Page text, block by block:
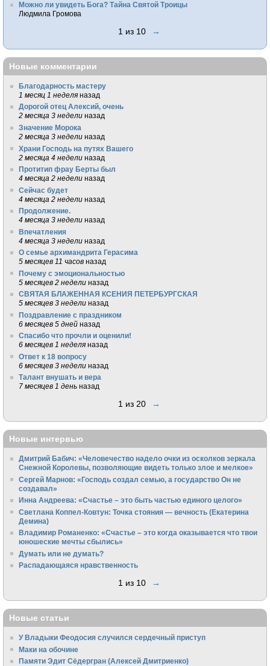
Можно ли увидеть Бога? Тайна Святой Троицы
Людмила Громова
1 из 10 →
Новые комментарии
Благодарность мастеру
1 месяц 1 неделя назад
Дорогой отец Алексий, очень
2 месяца 3 недели назад
Значение Морока
2 месяца 3 недели назад
Храни Господь на путях Вашего
2 месяца 4 недели назад
Протитип фрау Берты был
4 месяца 2 недели назад
Сейчас будет
4 месяца 2 недели назад
Продолжение.
4 месяца 3 недели назад
Впечатления
4 месяца 3 недели назад
О семье архимандрита Герасима
5 месяцев 11 часов назад
Почему с эмоциональностью
5 месяцев 2 недели назад
СВЯТАЯ БЛАЖЕННАЯ КСЕНИЯ ПЕТЕРБУРГСКАЯ
5 месяцев 3 недели назад
Поздравление с праздником
6 месяцев 5 дней назад
Спасибо что прочли и оценили!
6 месяцев 1 неделя назад
Ответ к 18 вопросу
6 месяцев 3 недели назад
Талант внушать и вера
7 месяцев 1 день назад
1 из 20 →
Новые интервью
Дмитрий Бабич: «Человечество надело очки из осколков зеркала
Снежной Королевы, позволяющие видеть только злое и мелкое»
Сергей Марнов: «Господь создал семью, а государство Он не
создавал»
Инна Андреева: «Счастье – это быть частью единого целого»
Светлана Коппел-Ковтун: Точка стояния — вечность (Екатерина
Демина)
Владимир Романенко: «Счастье – это когда оказывается что твои
юношеские мечты сбылись»
Думать или не думать?
Распадающаяся нравственность
1 из 10 →
Новые статьи
У Владыки Феодосия случился сердечный приступ
Маки на обочине
Памяти Эдит Сёдергран (Алексей Дмитриенко)